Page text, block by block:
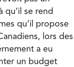
qu’il se rend
qu’il propose
lors des
a eu
un budget